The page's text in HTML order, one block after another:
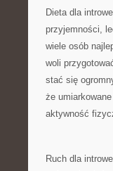
Dieta dla
przyjemności,
wiele osób
woli
stać się
że
aktywność
Ruch dla